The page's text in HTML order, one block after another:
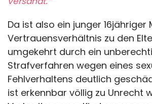
Da ist also ein junger 16jähriger
Vertrauensverhältnis zu den
umgekehrt durch ein
Strafverfahren wegen eines
Fehlverhaltens deutlich
ist erkennbar völlig zu Unrecht